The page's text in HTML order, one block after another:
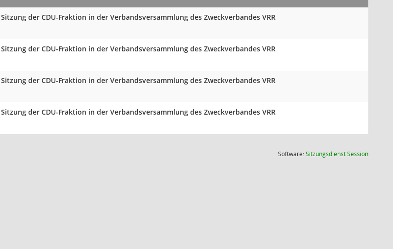
der CDU-Fraktion in der Verbandsversammlung des Zweckverbandes VRR
der CDU-Fraktion in der Verbandsversammlung des Zweckverbandes VRR
der CDU-Fraktion in der Verbandsversammlung des Zweckverbandes VRR
der CDU-Fraktion in der Verbandsversammlung des Zweckverbandes VRR
Software:SitzungsdienstSession(Wird in